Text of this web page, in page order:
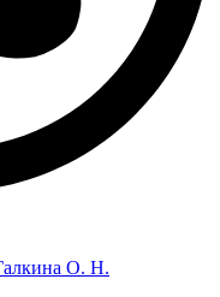
О. Н.